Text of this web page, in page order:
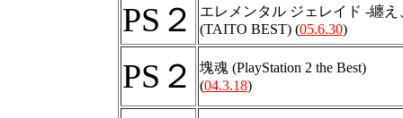
PS２
エレメンタル ジェレイド -纏え
(TAITO BEST) (05.6.30)
PS２
塊魂 (PlayStation 2 the Best)
(04.3.18)